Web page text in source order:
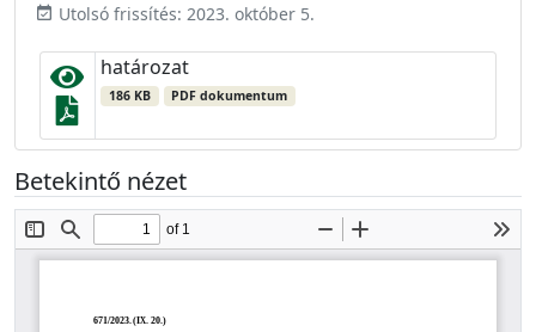
event_available Utolsó frissítés: 2023. október 5.
határozat
186 KB PDF dokumentum
Betekintő nézet